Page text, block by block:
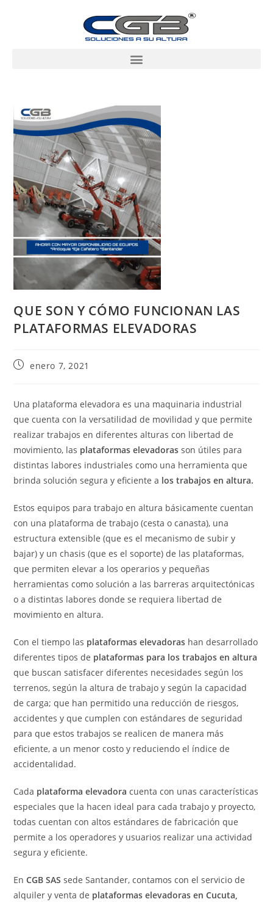
QUE SON Y CÓMO FUNCIONAN LAS
PLATAFORMAS ELEVADORAS
enero 7, 2021
Una plataforma elevadora es una maquinaria industrial
que cuenta con la versatilidad de movilidad y que permite
realizar trabajos en diferentes alturas con libertad de
movimiento, las plataformas elevadorasson útiles para
distintas labores industriales como una herramienta que
brinda solución segura y eficiente a los trabajos en altura.
Estos equipos para trabajo en altura básicamente cuentan
con una plataforma de trabajo (cesta o canasta), una
estructura extensible (que es el mecanismo de subir y
bajar) y un chasis (que es el soporte) de las plataformas,
que permiten elevar a los operarios y pequeñas
herramientas como solución a las barreras arquitectónicas
o a distintas labores donde se requiera libertad de
movimiento en altura.
Con el tiempo las plataformas elevadoras han desarrollado
diferentes tipos de plataformas para los trabajos en altura
que buscan satisfacer diferentes necesidades según los
terrenos, según la altura de trabajo y según la capacidad
de carga; que han permitido una reducción de riesgos,
accidentes y que cumplen con estándares de seguridad
para que estos trabajos se realicen de manera más
eficiente, a un menor costo y reduciendo el índice de
accidentalidad.
Cada plataforma elevadora cuenta con unas características
especiales que la hacen ideal para cada trabajo y proyecto,
todas cuentan con altos estándares de fabricación que
permite a los operadores y usuarios realizar una actividad
segura y eficiente.
EnCGB SASsede Santander, contamos con el servicio de
alquiler y venta de plataformas elevadoras en Cucuta,